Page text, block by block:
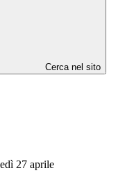
Cerca nel sito
27 aprile